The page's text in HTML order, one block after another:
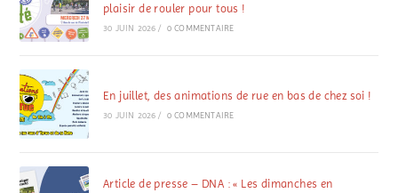
plaisir de rouler pour tous !
30 JUIN 2026 / 0 COMMENTAIRE
En juillet, des animations de rue en bas de chez soi !
30 JUIN 2026 / 0 COMMENTAIRE
Article de presse – DNA : « Les dimanches en